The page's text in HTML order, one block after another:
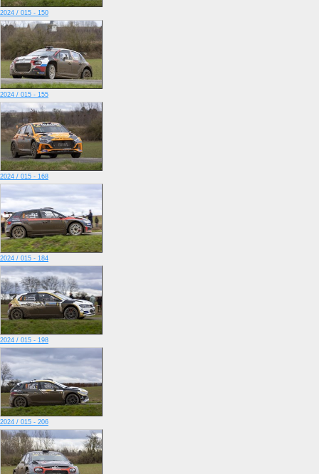
2024 / 015 - 150
2024 / 015 - 155
2024 / 015 - 168
2024 / 015 - 184
2024 / 015 - 198
2024 / 015 - 206